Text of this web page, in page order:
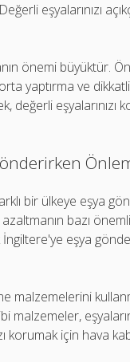
eşyalarınızı
önemi büyüktür.
yaptırma ve
değerli eşyalarınızı
bir ülkeye eşya
bazı önemli
eşya
malzemelerini
malzemeler,
korumak için hava